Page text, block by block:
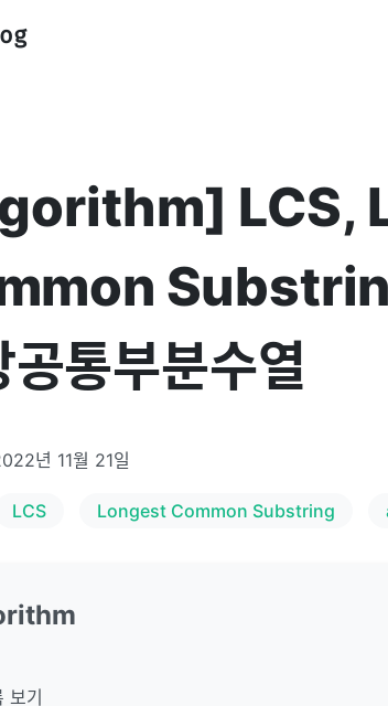
LCS,
공통부분수열
년 11월 21일
LCS Longest Common Substring
보기